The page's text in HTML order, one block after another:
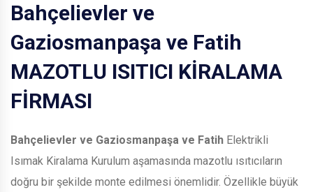
Bahçelievler ve
Gaziosmanpaşa ve Fatih
MAZOTLU ISITICI KİRALAMA
FİRMASI
Bahçelievler ve Gaziosmanpaşa ve Fatih Elektrikli
Isımak Kiralama Kurulum aşamasında mazotlu ısıtıcıların
doğru bir şekilde monte edilmesi önemlidir. Özellikle büyük